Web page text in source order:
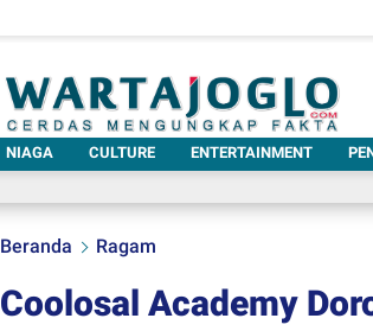
NIAGA CULTURE ENTERTAINMENT
Beranda Ragam
Coolosal Academy